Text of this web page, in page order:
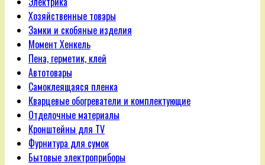
Хозяйственные товары
Замки и скобяные изделия
Момент Хенкель
Пена, герметик, клей
Автотовары
Самоклеящаяся пленка
Кварцевые обогреватели и комплектующие
Отделочные материалы
Кронштейны для TV
Фурнитура для сумок
Бытовые электроприборы